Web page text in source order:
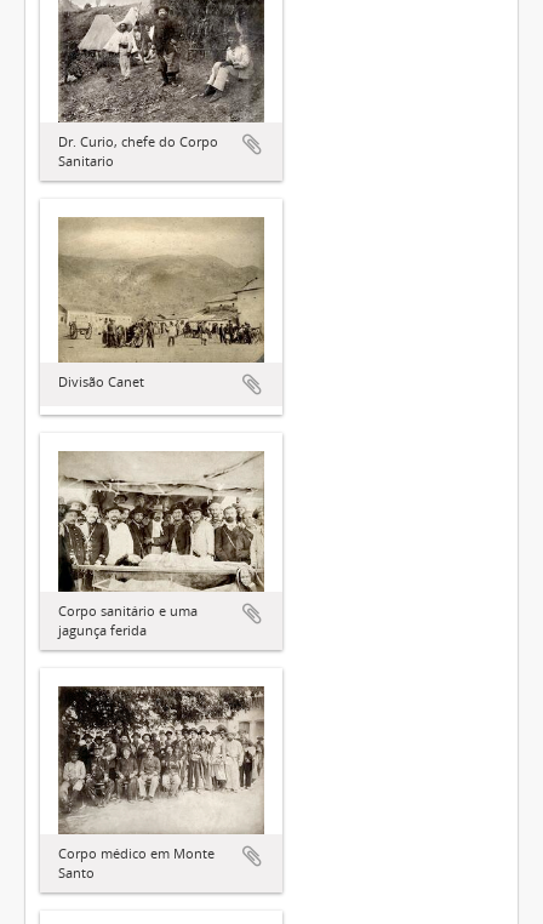
Dr. Curio, chefe do Corpo
Sanitario
Divisão Canet
Corpo sanitário e uma
jagunça ferida
Corpo médico em Monte
Santo